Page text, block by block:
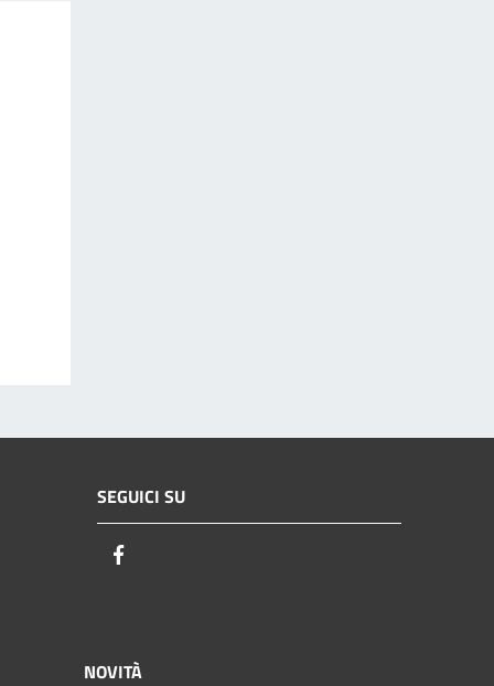
SEGUICI SU
NOVITÀ